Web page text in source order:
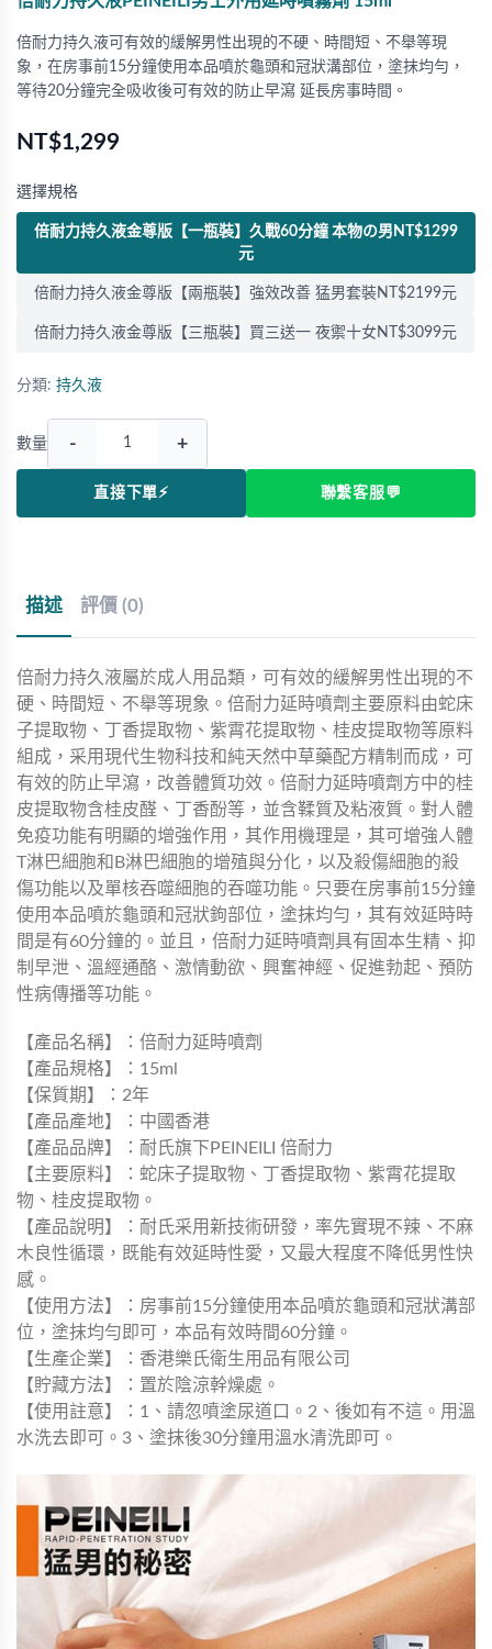
倍耐力持久液可有效的緩解男性出現的不硬、時間短、不舉等現
象，在房事前15分鐘使用本品噴於龜頭和冠狀溝部位，塗抹均勻，
等待20分鐘完全吸收後可有效的防止早瀉 延長房事時間。
NT$1,299
選擇規格
倍耐力持久液金尊版【一瓶裝】久戰60分鐘 本物の男NT$1299
元
倍耐力持久液金尊版【兩瓶裝】強效改善 猛男套裝NT$2199元
倍耐力持久液金尊版【三瓶裝】買三送一 夜禦十女NT$3099元
分類: 持久液
數量 - +
直接下單⚡ 聯繫客服💬
描述 評價 (0)
倍耐力持久液屬於成人用品類，可有效的緩解男性出現的不
硬、時間短、不舉等現象。倍耐力延時噴劑主要原料由蛇床
子提取物、丁香提取物、紫霄花提取物、桂皮提取物等原料
組成，采用現代生物科技和純天然中草藥配方精制而成，可
有效的防止早瀉，改善體質功效。倍耐力延時噴劑方中的桂
皮提取物含桂皮醛、丁香酚等，並含鞣質及粘液質。對人體
免疫功能有明顯的增強作用，其作用機理是，其可增強人體
T淋巴細胞和B淋巴細胞的增殖與分化，以及殺傷細胞的殺
傷功能以及單核吞噬細胞的吞噬功能。只要在房事前15分鐘
使用本品噴於龜頭和冠狀鉤部位，塗抹均勻，其有效延時時
間是有60分鐘的。並且，倍耐力延時噴劑具有固本生精、抑
制早泄、溫經通酪、激情動欲、興奮神經、促進勃起、預防
性病傳播等功能。
【產品名稱】：倍耐力延時噴劑
【產品規格】：15ml
【保質期】：2年
【產品產地】：中國香港
【產品品牌】：耐氏旗下PEINEILI 倍耐力
【主要原料】：蛇床子提取物、丁香提取物、紫霄花提取
物、桂皮提取物。
【產品說明】：耐氏采用新技術研發，率先實現不辣、不麻
木良性循環，既能有效延時性愛，又最大程度不降低男性快
感。
【使用方法】：房事前15分鐘使用本品噴於龜頭和冠狀溝部
位，塗抹均勻即可，本品有效時間60分鐘。
【生產企業】：香港樂氏衛生用品有限公司
【貯藏方法】：置於陰涼幹燥處。
【使用註意】：1、請忽噴塗尿道口。2、後如有不這。用溫
水洗去即可。3、塗抹後30分鐘用溫水清洗即可。